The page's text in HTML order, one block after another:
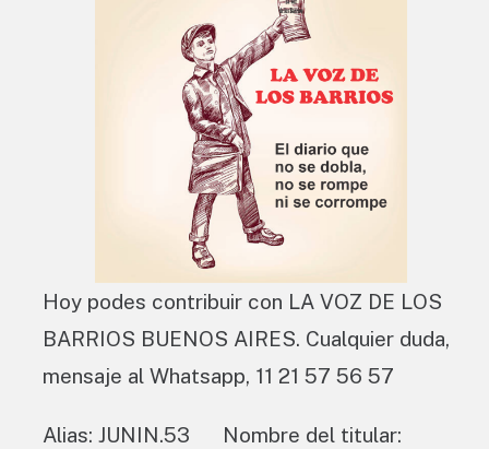
Hoy podes contribuir con LA VOZ DE LOS
BARRIOS BUENOS AIRES. Cualquier duda,
mensaje al Whatsapp, 11 21 57 56 57
Alias: JUNIN.53 Nombre del titular: